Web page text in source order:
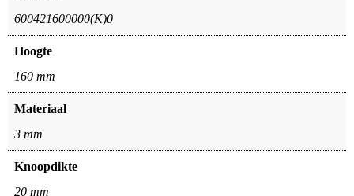
600421600000(K)0
Hoogte
160 mm
Materiaal
3 mm
Knoopdikte
20 mm